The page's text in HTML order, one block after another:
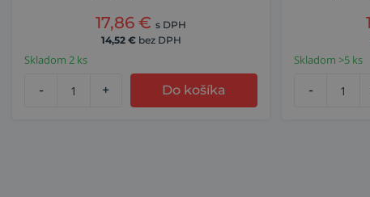
17,86 € s DPH
14,52 € bez DPH
Skladom 2 ks
- + Do košíka
Skladom >5 ks
-